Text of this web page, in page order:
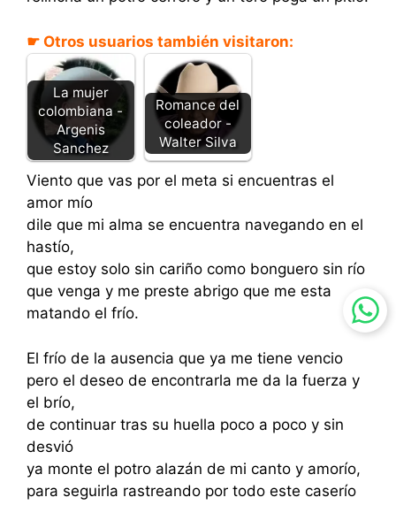
☛ Otros usuarios también visitaron:
La mujer
colombiana -
Argenis
Sanchez
Romance del
coleador -
Walter Silva
Viento que vas por el meta si encuentras el
amor mío
dile que mi alma se encuentra navegando en el
hastío,
que estoy solo sin cariño como bonguero sin río
que venga y me preste abrigo que me esta
matando el frío.
El frío de la ausencia que ya me tiene vencio
pero el deseo de encontrarla me da la fuerza y
el brío,
de continuar tras su huella poco a poco y sin
desvió
ya monte el potro alazán de mi canto y amorío,
para seguirla rastreando por todo este caserío